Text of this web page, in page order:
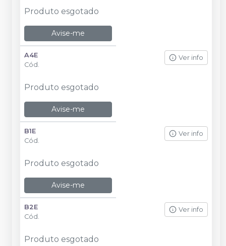
Produto esgotado
Avise-me
A4E
Cód.
Ver info
Produto esgotado
Avise-me
B1E
Cód.
Ver info
Produto esgotado
Avise-me
B2E
Cód.
Ver info
Produto esgotado